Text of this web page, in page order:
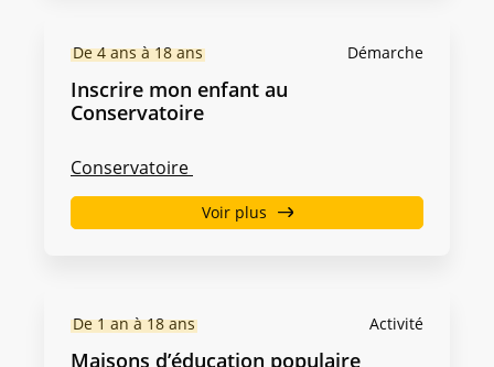
Démarche
De 4 ans à 18 ans
Inscrire mon enfant au
Conservatoire
Conservatoire
Voir plus
Activité
De 1 an à 18 ans
Maisons d’éducation populaire